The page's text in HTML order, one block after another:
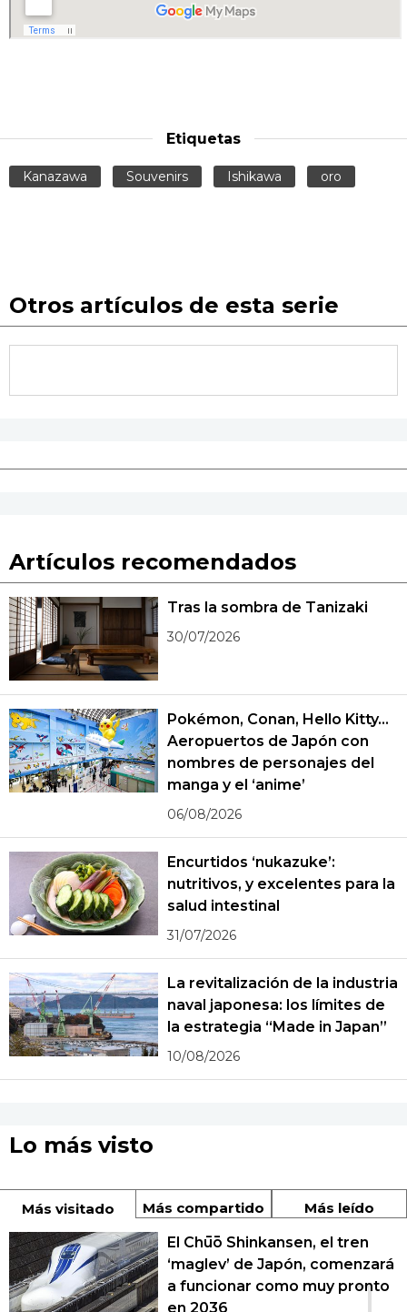
Etiquetas
Kanazawa Souvenirs Ishikawa oro
Otros artículos de esta serie
Artículos recomendados
Tras la sombra de Tanizaki
30/07/2026
Pokémon, Conan, Hello Kitty...
Aeropuertos de Japón con
nombres de personajes del
manga y el ‘anime’
06/08/2026
Encurtidos ‘nukazuke’:
nutritivos, y excelentes para la
salud intestinal
31/07/2026
La revitalización de la industria
naval japonesa: los límites de
la estrategia “Made in Japan”
10/08/2026
Lo más visto
Más visitado Más compartido Más leído
El Chūō Shinkansen, el tren
‘maglev’ de Japón, comenzará
a funcionar como muy pronto
en 2036